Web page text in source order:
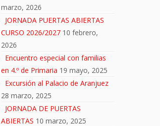
marzo, 2026
JORNADA PUERTAS ABIERTAS
CURSO 2026/2027 10 febrero,
2026
Encuentro especial con familias
en 4.º de Primaria 19 mayo, 2025
Excursión al Palacio de Aranjuez
28 marzo, 2025
JORNADA DE PUERTAS
ABIERTAS 10 marzo, 2025